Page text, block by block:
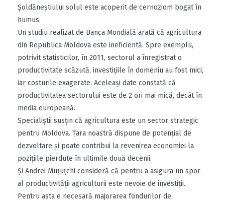
Şoldăneştiului solul este acoperit de cernoziom bogat în
humus.
Un studiu realizat de Banca Mondială arată că agricultura
din Republica Moldova este ineficientă. Spre exemplu,
potrivit statisticilor, în 2011, sectorul a înregistrat o
productivitate scăzută, investiţiile în domeniu au fost mici,
iar costurile exagerate. Aceleaşi date constată că
productivitatea sectorului este de 2 ori mai mică, decât în
media europeană.
Specialiştii susţin că agricultura este un sector strategic
pentru Moldova. Ţara noastră dispune de potenţial de
dezvoltare şi poate contribui la revenirea economiei la
poziţiile pierdute în ultimile două decenii.
Şi Andrei Muţuţchi consideră că pentru a asigura un spor
al productivităţii agriculturii este nevoie de investiţii.
Pentru asta e necesară majorarea fondurilor de